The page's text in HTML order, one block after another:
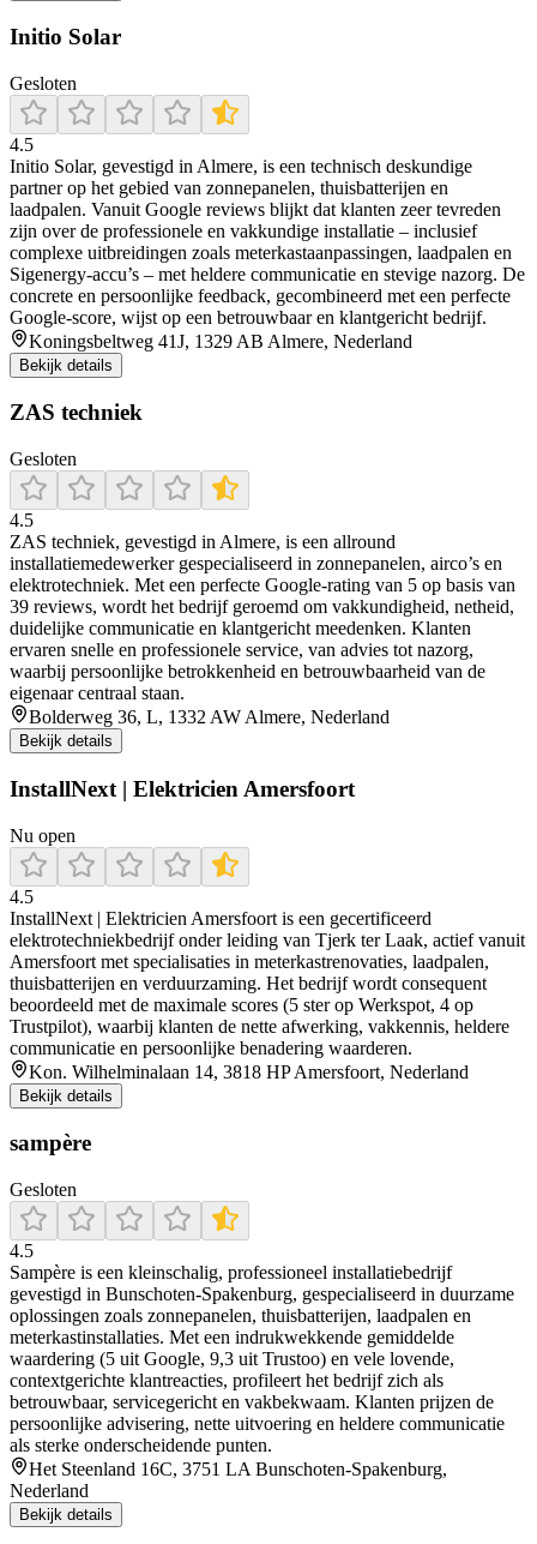
Initio Solar
Gesloten
4.5
Initio Solar, gevestigd in Almere, is een technisch deskundige
partner op het gebied van zonnepanelen, thuisbatterijen en
laadpalen. Vanuit Google reviews blijkt dat klanten zeer tevreden
zijn over de professionele en vakkundige installatie – inclusief
complexe uitbreidingen zoals meterkastaanpassingen, laadpalen en
Sigenergy-accu’s – met heldere communicatie en stevige nazorg. De
concrete en persoonlijke feedback, gecombineerd met een perfecte
Google-score, wijst op een betrouwbaar en klantgericht bedrijf.
Koningsbeltweg 41J, 1329 AB Almere, Nederland
Bekijk details
ZAS techniek
Gesloten
4.5
ZAS techniek, gevestigd in Almere, is een allround
installatiemedewerker gespecialiseerd in zonnepanelen, airco’s en
elektrotechniek. Met een perfecte Google-rating van 5 op basis van
39 reviews, wordt het bedrijf geroemd om vakkundigheid, netheid,
duidelijke communicatie en klantgericht meedenken. Klanten
ervaren snelle en professionele service, van advies tot nazorg,
waarbij persoonlijke betrokkenheid en betrouwbaarheid van de
eigenaar centraal staan.
Bolderweg 36, L, 1332 AW Almere, Nederland
Bekijk details
InstallNext | Elektricien Amersfoort
Nu open
4.5
InstallNext | Elektricien Amersfoort is een gecertificeerd
elektrotechniekbedrijf onder leiding van Tjerk ter Laak, actief vanuit
Amersfoort met specialisaties in meterkastrenovaties, laadpalen,
thuisbatterijen en verduurzaming. Het bedrijf wordt consequent
beoordeeld met de maximale scores (5 ster op Werkspot, 4 op
Trustpilot), waarbij klanten de nette afwerking, vakkennis, heldere
communicatie en persoonlijke benadering waarderen.
Kon. Wilhelminalaan 14, 3818 HP Amersfoort, Nederland
Bekijk details
sampère
Gesloten
4.5
Sampère is een kleinschalig, professioneel installatiebedrijf
gevestigd in Bunschoten‑Spakenburg, gespecialiseerd in duurzame
oplossingen zoals zonnepanelen, thuisbatterijen, laadpalen en
meterkastinstallaties. Met een indrukwekkende gemiddelde
waardering (5 uit Google, 9,3 uit Trustoo) en vele lovende,
contextgerichte klantreacties, profileert het bedrijf zich als
betrouwbaar, servicegericht en vakbekwaam. Klanten prijzen de
persoonlijke advisering, nette uitvoering en heldere communicatie
als sterke onderscheidende punten.
Het Steenland 16C, 3751 LA Bunschoten-Spakenburg,
Nederland
Bekijk details